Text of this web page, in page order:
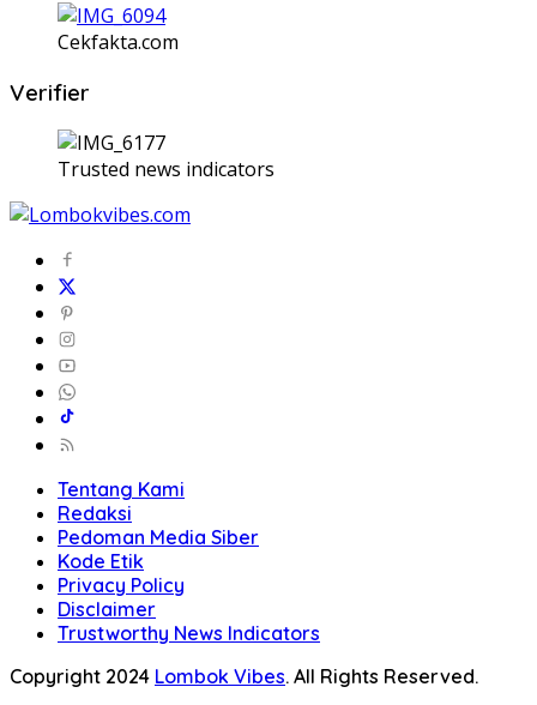
Cekfakta.com
Verifier
Trusted news indicators
Tentang Kami
Redaksi
Pedoman Media Siber
Kode Etik
Privacy Policy
Disclaimer
Trustworthy News Indicators
Copyright 2024 Lombok Vibes. All Rights Reserved.